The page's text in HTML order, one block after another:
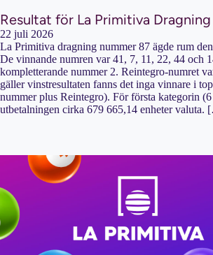
Resultat för La Primitiva
22 juli 2026
La Primitiva dragning nummer 87 ägde rum
De vinnande numren var 41, 7, 11, 22, 44 och
kompletterande nummer 2. Reintegro-numret
gäller vinstresultaten fanns det inga vinnare i
nummer plus Reintegro). För första kategorin
utbetalningen cirka 679 665,14 enheter